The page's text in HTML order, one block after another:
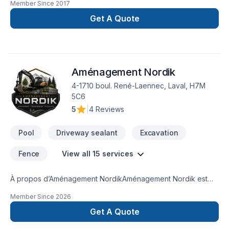
intérieur Mur intérieur Manteau de foyer Balcon en bois et
Member Since 2017
Get A Quote
Aménagement Nordik
4-1710 boul. René-Laennec, Laval, H7M
5C6
5
4 Reviews
Pool Driveway sealant Excavation
Fence View all 15 services
À propos d’Aménagement NordikAménagement Nordik est
paysager, pavé-uni, excavation et travaux extérieurs
desservant Laval, Montréal, la Rive-Nord et la Rive-Sud.Nous
réalisons des projets variés :Entrées en pavé-
Member Since 2026
Get A Quote